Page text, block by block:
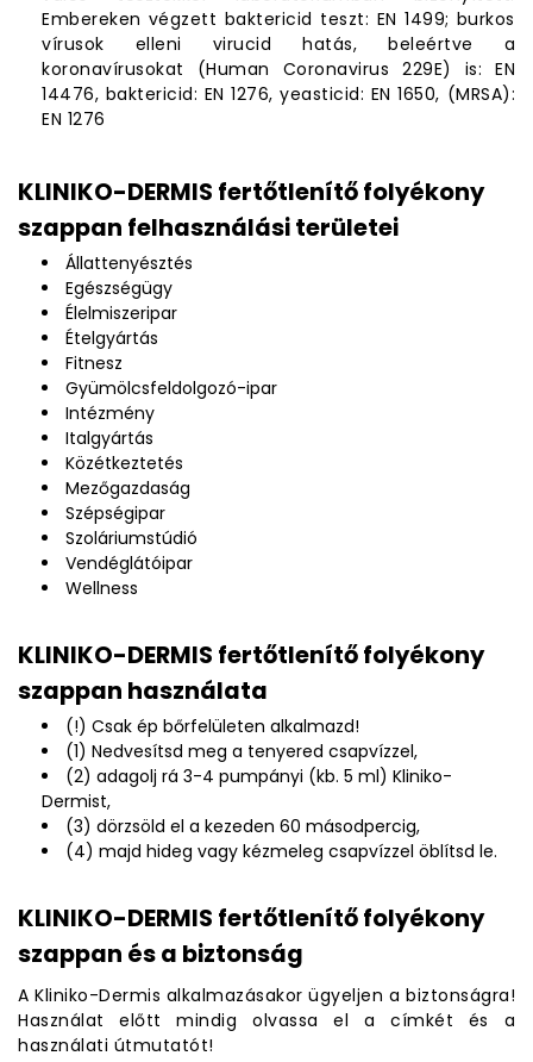
Embereken végzett baktericid teszt: EN 1499; burkos
vírusok elleni virucid hatás, beleértve a
koronavírusokat (Human Coronavirus 229E) is: EN
14476, baktericid: EN 1276, yeasticid: EN 1650, (MRSA):
EN 1276
KLINIKO-DERMIS fertőtlenítő folyékony
szappan felhasználási területei
Állattenyésztés
Egészségügy
Élelmiszeripar
Ételgyártás
Fitnesz
Gyümölcsfeldolgozó-ipar
Intézmény
Italgyártás
Közétkeztetés
Mezőgazdaság
Szépségipar
Szoláriumstúdió
Vendéglátóipar
Wellness
KLINIKO-DERMIS fertőtlenítő folyékony
szappan használata
(!) Csak ép bőrfelületen alkalmazd!
(1) Nedvesítsd meg a tenyered csapvízzel,
(2) adagolj rá 3-4 pumpányi (kb. 5 ml) Kliniko-
Dermist,
(3) dörzsöld el a kezeden 60 másodpercig,
(4) majd hideg vagy kézmeleg csapvízzel öblítsd le.
KLINIKO-DERMIS fertőtlenítő folyékony
szappan és a biztonság
A Kliniko-Dermis alkalmazásakor ügyeljen a biztonságra!
Használat előtt mindig olvassa el a címkét és a
használati útmutatót!